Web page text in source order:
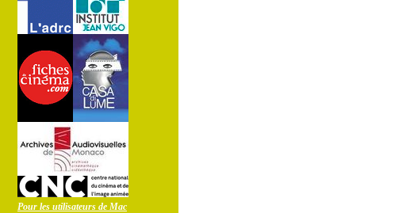
Pour les utilisateurs de Mac